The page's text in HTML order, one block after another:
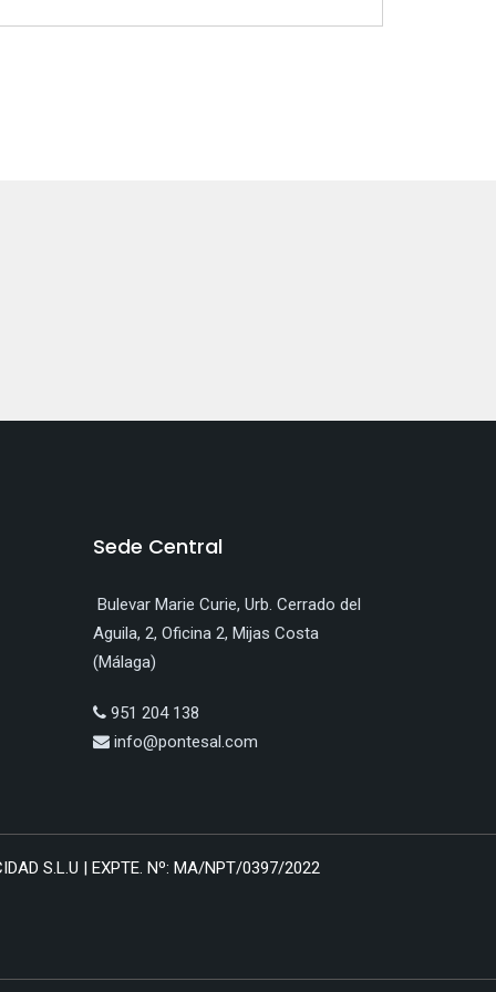
Sede Central
Bulevar Marie Curie, Urb. Cerrado del
Aguila, 2, Oficina 2, Mijas Costa
(Málaga)
951 204 138
info@pontesal.com
S.L.U | EXPTE. Nº: MA/NPT/0397/2022